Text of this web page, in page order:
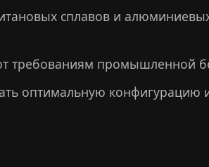
сплавов и
требованиям промышленной
оптимальную конфигурацию